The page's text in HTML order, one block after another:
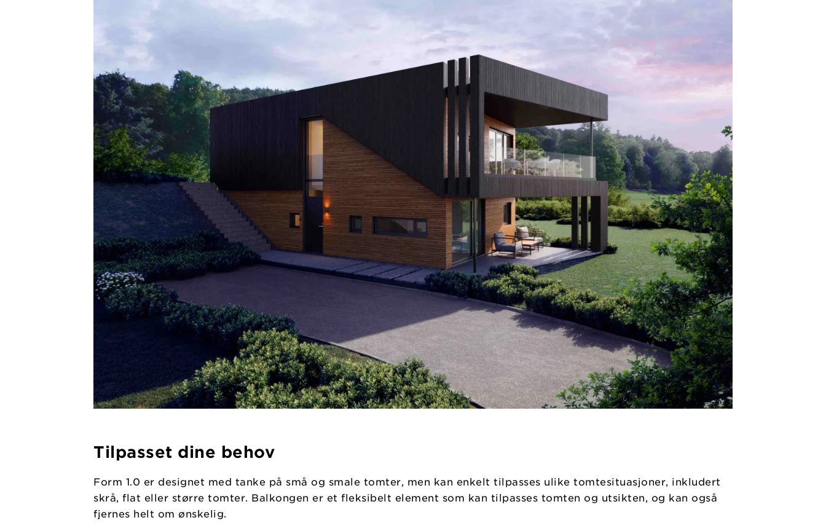
Tilpasset dine behov
Form 1.0 er designet med tanke på små og smale tomter, men kan enkelt tilpasses ulike tomtesituasjoner, inkludert
skrå, flat eller større tomter. Balkongen er et fleksibelt element som kan tilpasses tomten og utsikten, og kan også
fjernes helt om ønskelig.